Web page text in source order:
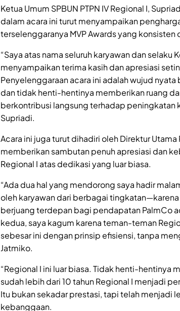
Ketua Umum SPBUN PTPN IV Regional I,
dalam acara ini turut menyampaikan
terselenggaranya MVP Awards yang konsisten
“Saya atas nama seluruh karyawan dan selaku
menyampaikan terima kasih dan apresiasi
Penyelenggaraan acara ini adalah wujud
dan tidak henti-hentinya memberikan ruang
berkontribusi langsung terhadap peningkatan
Supriadi.
Acara ini juga turut dihadiri oleh Direktur Utama
memberikan sambutan penuh apresiasi dan
Regional I atas dedikasi yang luar biasa.
“Ada dua hal yang mendorong saya hadir
oleh karyawan dari berbagai
berjuang terdepan bagi pendapatan PalmCo
kedua, saya kagum karena teman-teman
sebesar ini dengan prinsip efisiensi, tanpa
Jatmiko.
“Regional I ini luar biasa. Tidak henti-hentinya
sudah lebih dari 10 tahun Regional I menjadi
Itu bukan sekadar prestasi, tapi telah menjadi
kebanggaan.